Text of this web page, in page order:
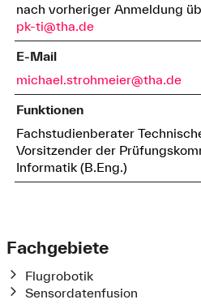
nach vorheriger Anmeldung
pk-ti@tha.de
E-Mail
michael.strohmeier@tha.de
Funktionen
Fachstudienberater
Vorsitzender der
Informatik (B.Eng.)
Fachgebiete
Flugrobotik
Sensordatenfusion